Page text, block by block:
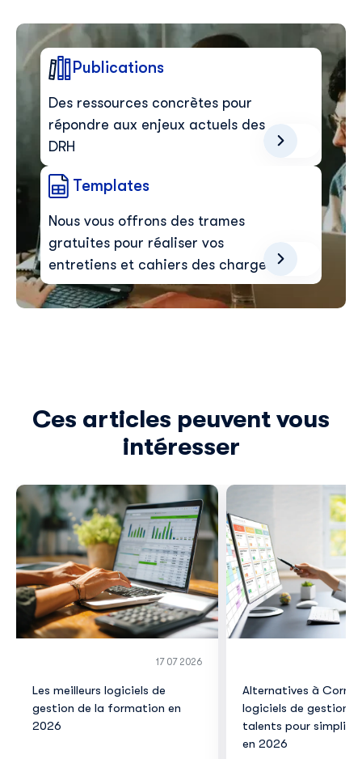
Publications
Des ressources concrètes pour
répondre aux enjeux actuels des
DRH
Templates
Nous vous offrons des trames
gratuites pour réaliser vos
entretiens et cahiers des charges
Ces articles peuvent vous
intéresser
17 07 2026
Les meilleurs logiciels de
gestion de la formation en
2026
Alternatives à
logiciels de gestion
talents pour
en 2026